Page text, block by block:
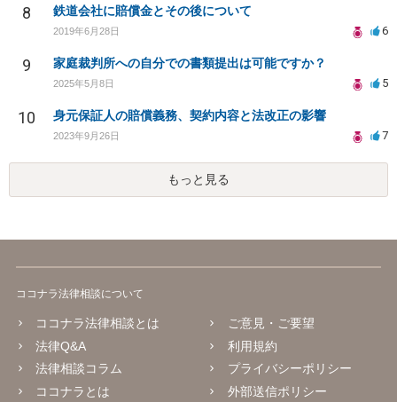
8 鉄道会社に賠償金とその後について
2019年6月28日 6
9 家庭裁判所への自分での書類提出は可能ですか？
2025年5月8日 5
10 身元保証人の賠償義務、契約内容と法改正の影響
2023年9月26日 7
もっと見る
ココナラ法律相談について
ココナラ法律相談とは
法律Q&A
法律相談コラム
ココナラとは
ご意見・ご要望
利用規約
プライバシーポリシー
外部送信ポリシー